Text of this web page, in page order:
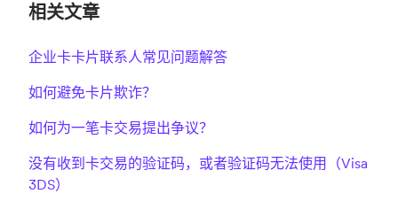
相关文章
企业卡卡片联系人常见问题解答
如何避免卡片欺诈？
如何为一笔卡交易提出争议？
没有收到卡交易的验证码，或者验证码无法使用（Visa
3DS）